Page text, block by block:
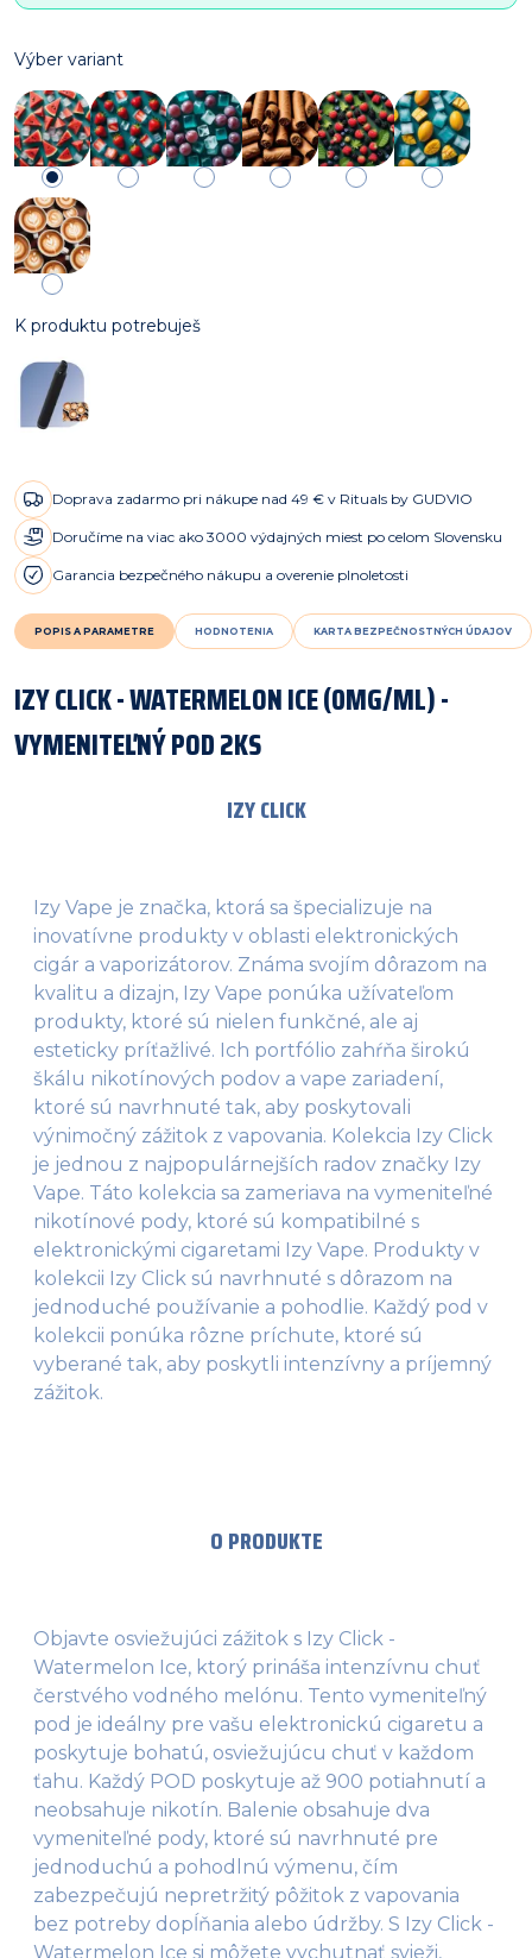
Výber variant
K produktu potrebuješ
Doprava zadarmo pri nákupe nad 49 € v Rituals by GUDVIO
Doručíme na viac ako 3000 výdajných miest po celom Slovensku
Garancia bezpečného nákupu a overenie plnoletosti
POPIS A PARAMETRE HODNOTENIA KARTA BEZPEČNOSTNÝCH ÚDAJOV
IZY CLICK - WATERMELON ICE (0MG/ML) -
VYMENITEĽNÝ POD 2KS
IZY CLICK
Izy Vape je značka, ktorá sa špecializuje na
inovatívne produkty v oblasti elektronických
cigár a vaporizátorov. Známa svojím dôrazom na
kvalitu a dizajn, Izy Vape ponúka užívateľom
produkty, ktoré sú nielen funkčné, ale aj
esteticky príťažlivé. Ich portfólio zahŕňa širokú
škálu nikotínových podov a vape zariadení,
ktoré sú navrhnuté tak, aby poskytovali
výnimočný zážitok z vapovania. Kolekcia Izy Click
je jednou z najpopulárnejších radov značky Izy
Vape. Táto kolekcia sa zameriava na vymeniteľné
nikotínové pody, ktoré sú kompatibilné s
elektronickými cigaretami Izy Vape. Produkty v
kolekcii Izy Click sú navrhnuté s dôrazom na
jednoduché používanie a pohodlie. Každý pod v
kolekcii ponúka rôzne príchute, ktoré sú
vyberané tak, aby poskytli intenzívny a príjemný
zážitok.
O PRODUKTE
Objavte osviežujúci zážitok s Izy Click -
Watermelon Ice, ktorý prináša intenzívnu chuť
čerstvého vodného melónu. Tento vymeniteľný
pod je ideálny pre vašu elektronickú cigaretu a
poskytuje bohatú, osviežujúcu chuť v každom
ťahu. Každý POD poskytuje až 900 potiahnutí a
neobsahuje nikotín. Balenie obsahuje dva
vymeniteľné pody, ktoré sú navrhnuté pre
jednoduchú a pohodlnú výmenu, čím
zabezpečujú nepretržitý pôžitok z vapovania
bez potreby dopĺňania alebo údržby. S Izy Click -
Watermelon Ice si môžete vychutnať svieži,